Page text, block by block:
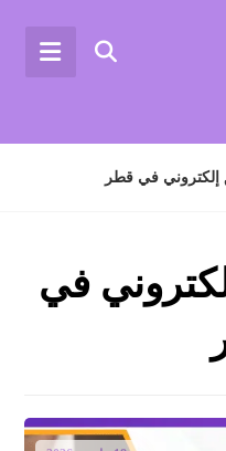
إلكتروني في قطر
في